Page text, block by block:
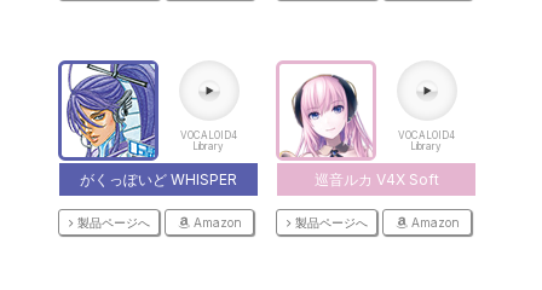
VOCALOID4
Library
がくっぽいど WHISPER
製品ページへ Amazon
VOCALOID4
Library
巡音ルカ V4X Soft
製品ページへ Amazon